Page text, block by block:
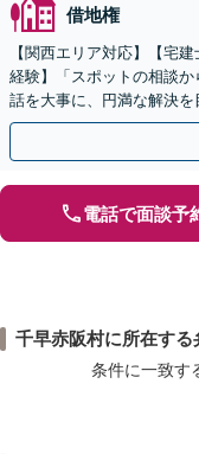
借地権
【関西エリア対応】【宅
経験】「スポットの相談
話を大事に、円満な解決
産経営者さまに法的観点
電話で面談予
千早赤阪村に所在する
条件に一致す